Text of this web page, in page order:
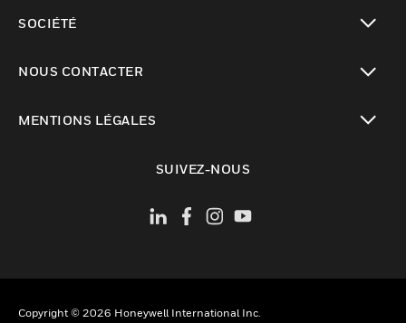
SOCIÉTÉ
NOUS CONTACTER
MENTIONS LÉGALES
SUIVEZ-NOUS
Copyright © 2026 Honeywell International Inc.